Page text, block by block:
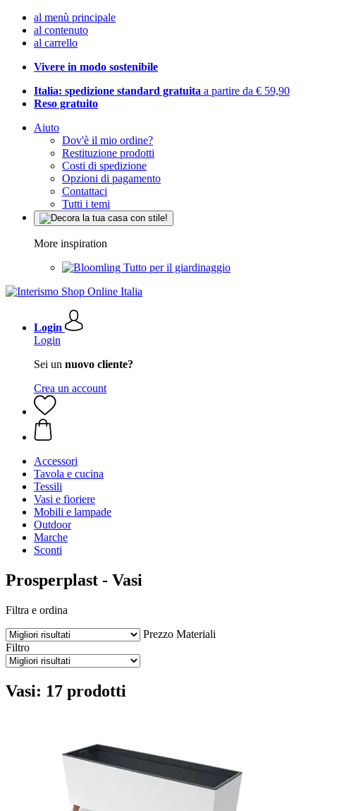
al menù principale
al contenuto
al carrello
Vivere in modo sostenibile
Italia: spedizione standard gratuita a partire da € 59,90
Reso gratuito
Aiuto
Dov'è il mio ordine?
Restituzione prodotti
Costi di spedizione
Opzioni di pagamento
Contattaci
Tutti i temi
More inspiration
Tutto per il giardinaggio
Login
Login
Sei un nuovo cliente?
Crea un account
Accessori
Tavola e cucina
Tessili
Vasi e fioriere
Mobili e lampade
Outdoor
Marche
Sconti
Prosperplast - Vasi
Filtra e ordina
Prezzo Materiali
Filtro
Vasi: 17 prodotti